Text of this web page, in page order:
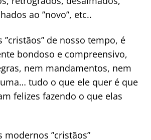
ao ”novo”, etc..
”cristãos” de nosso tempo, é
bondoso e compreensivo,
nem mandamentos, nem
tudo o que ele quer é que
felizes fazendo o que elas
modernos ”cristãos”